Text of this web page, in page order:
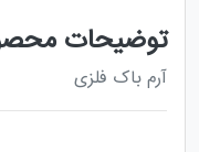
توضیحات
آرم باک فلزی